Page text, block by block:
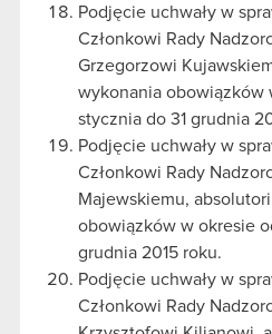
Podjęcie uchwały w
Członkowi Rady
Grzegorzowi
wykonania obowiązków
stycznia do 31 grudnia
Podjęcie uchwały w
Członkowi Rady
Majewskiemu,
obowiązków w okresie
grudnia 2015 roku.
Podjęcie uchwały w
Członkowi Rady